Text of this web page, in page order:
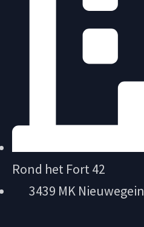
Rond het Fort 42
3439 MK Nieuwegein